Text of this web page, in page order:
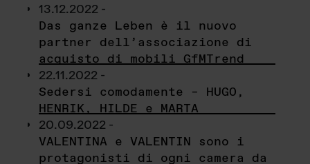
13.12.2022 -
Das ganze Leben è il nuovo
partner dell’associazione di
acquisto di mobili GfMTrend
22.11.2022 -
Sedersi comodamente – HUGO,
HENRIK, HILDE e MARTA
20.09.2022 -
VALENTINA e VALENTIN sono i
protagonisti di ogni camera da